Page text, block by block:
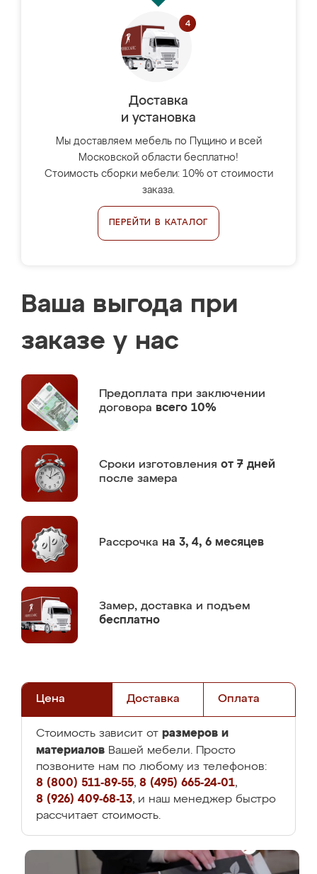
Доставка
и установка
Мы доставляем мебель по Пущино и всей
Московской области бесплатно!
Стоимость сборки мебели: 10% от стоимости
заказа.
ПЕРЕЙТИ В КАТАЛОГ
Ваша выгода при
заказе у нас
Предоплата при заключении
договора всего 10%
Сроки изготовления от 7 дней
после замера
Рассрочка на 3, 4, 6 месяцев
Замер, доставка и подъем
бесплатно
Цена Доставка Оплата
Стоимость зависит от размеров и
материалов Вашей мебели. Просто
позвоните нам по любому из телефонов:
8 (800) 511-89-55, 8 (495) 665-24-01,
8 (926) 409-68-13, и наш менеджер быстро
рассчитает стоимость.